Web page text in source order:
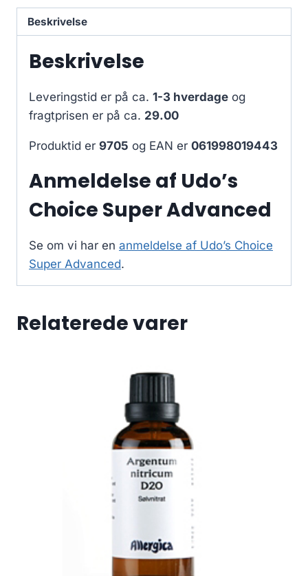
Beskrivelse
Beskrivelse
Leveringstid er på ca. 1-3 hverdage og
fragtprisen er på ca. 29.00
Produktid er 9705 og EAN er 061998019443
Anmeldelse af Udo’s
Choice Super Advanced
Se om vi har en anmeldelse af Udo’s Choice
Super Advanced.
Relaterede varer